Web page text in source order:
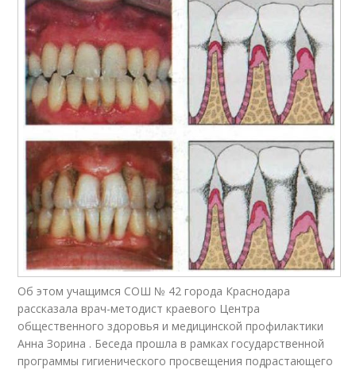
Об этом учащимся СОШ № 42 города Краснодара
рассказала врач-методист краевого Центра
общественного здоровья и медицинской профилактики
Анна Зорина . Беседа прошла в рамках государственной
программы гигиенического просвещения подрастающего